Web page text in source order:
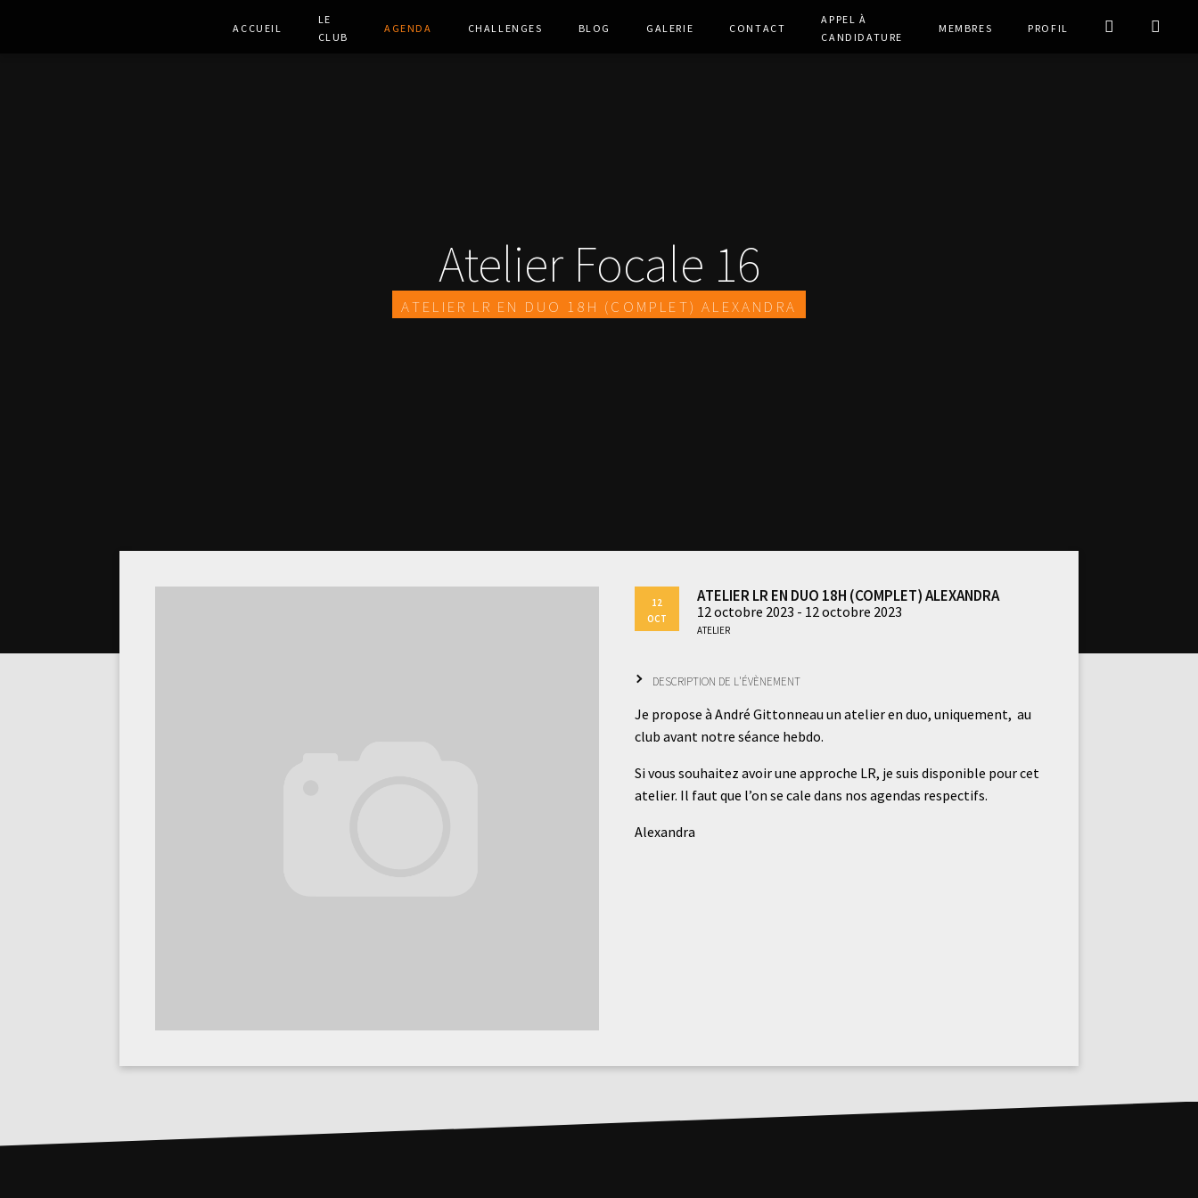
Accueil
Le
club
Agenda Challenges Blog Galerie Contact
Appel à
Candidature
Membres Profil
Atelier Focale 16
Atelier LR en duo 18h (complet) Alexandra
12
Oct
Atelier LR en duo 18h (complet) Alexandra
12 octobre 2023 - 12 octobre 2023
Atelier
Description de l'évènement
Je propose à André Gittonneau un atelier en duo, uniquement, au
club avant notre séance hebdo.
Si vous souhaitez avoir une approche LR, je suis disponible pour cet
atelier. Il faut que l’on se cale dans nos agendas respectifs.
Alexandra